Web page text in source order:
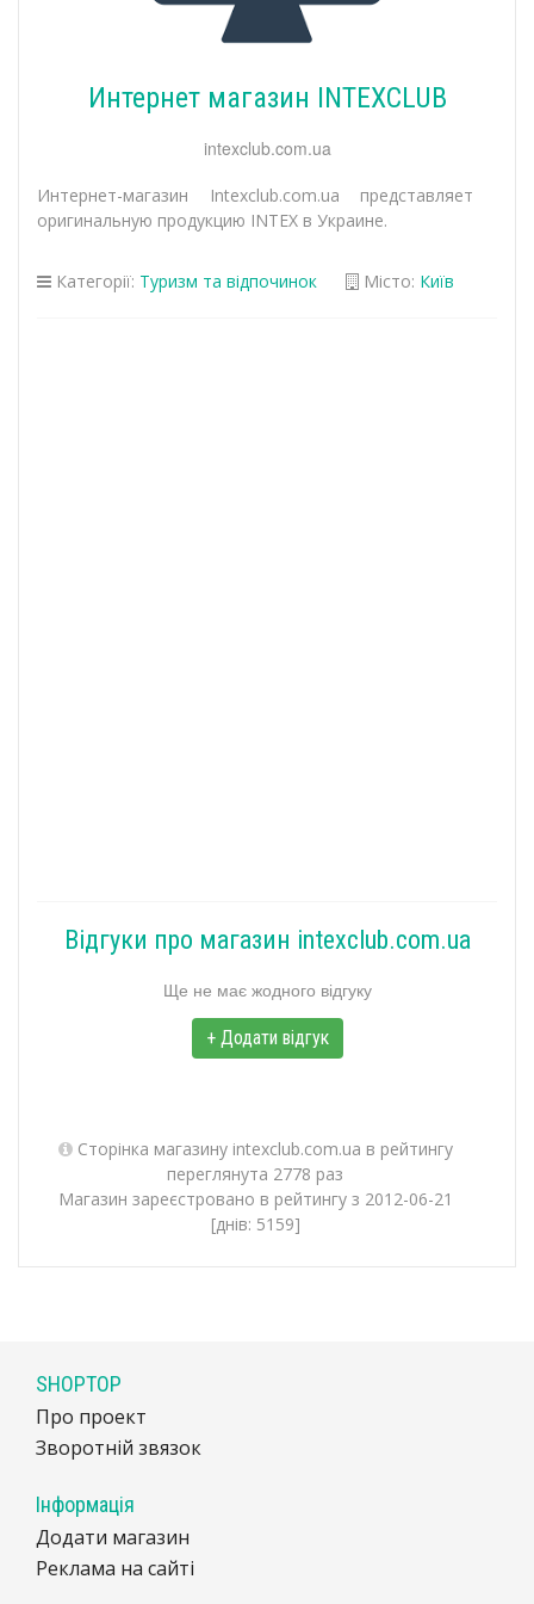
Интернет магазин INTEXCLUB
intexclub.com.ua
Интернет-магазин Intexclub.com.ua представляет
оригинальную продукцию INTEX в Украине.
Категорії: Туризм та відпочинок Місто: Київ
Відгуки про магазин intexclub.com.ua
Ще не має жодного відгуку
+ Додати відгук
Сторінка магазину intexclub.com.ua в рейтингу
переглянута 2778 раз
Магазин зареєстровано в рейтингу з 2012-06-21
[днів: 5159]
SHOPTOP
Про проект
Зворотній звязок
Інформація
Додати магазин
Реклама на сайті